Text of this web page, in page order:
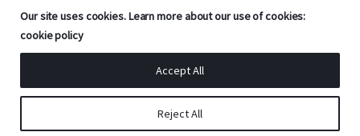
Our site uses cookies. Learn more about our use of cookies:
cookie policy
Reject All
Accept All
Copyright © 2026 Good Doctor. All rights reserved.